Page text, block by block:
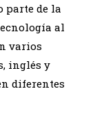
parte de la
al
varios
inglés y
diferentes